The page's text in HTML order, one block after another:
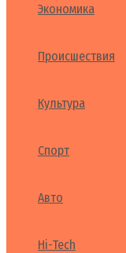
Экономика
Происшествия
Культура
Спорт
Авто
Hi-Tech